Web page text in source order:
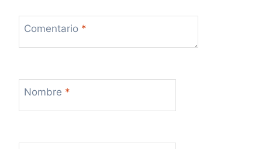
Comentario *
Nombre *